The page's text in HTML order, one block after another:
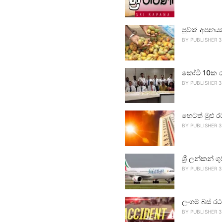
පුවක්
BY PUBLISHER 3
කෝටි 10ක
BY PUBLISHER 3
හෙටත් මුළු
BY PUBLISHER 3
ශ්‍රී ලන්කන්
BY PUBLISHER 3
ලංගම බස්
BY PUBLISHER 3